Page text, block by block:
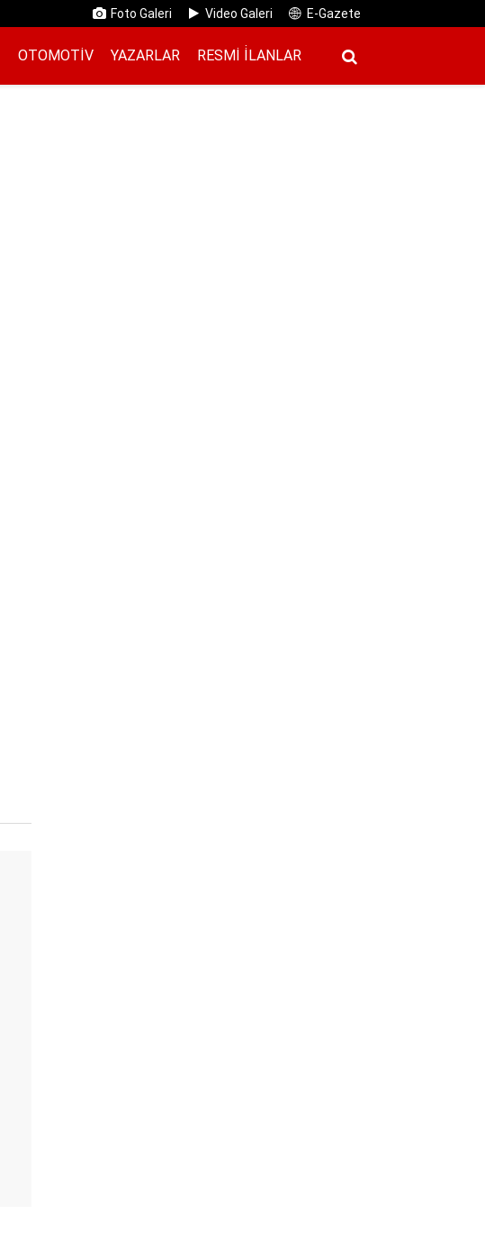
Foto Galeri Video Galeri E-Gazete
OTOMOTIV YAZARLAR RESMI İ̇LANLAR